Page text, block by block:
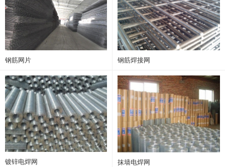
钢筋网片 钢筋焊接网
镀锌电焊网 抹墙电焊网